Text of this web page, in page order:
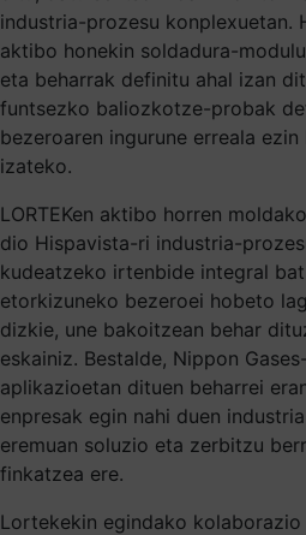
industria-prozesu konplexuetan.
aktibo honekin soldadura-
eta beharrak definitu ahal izan
funtsezko baliozkotze-probak
bezeroaren ingurune erreala
izateko.
LORTEKen aktibo horren
dio Hispavista-ri industria-
kudeatzeko irtenbide integral
etorkizuneko bezeroei hobeto
dizkie, une bakoitzean behar
eskainiz. Bestalde, Nippon
aplikazioetan dituen beharrei
enpresak egin nahi duen
eremuan soluzio eta zerbitzu
finkatzea ere.
Lortekekin egindako